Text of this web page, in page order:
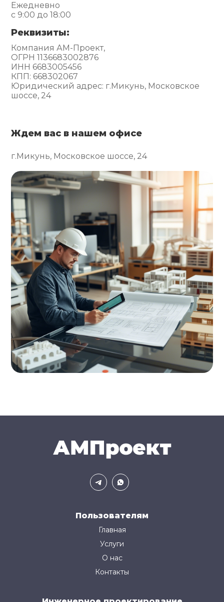
Ежедневно
с 9:00 до 18:00
Реквизиты:
Компания АМ-Проект,
ОГРН 1136683002876
ИНН 6683005456
КПП: 668302067
Юридический адрес: г.Микунь, Московское
шоссе, 24
Ждем вас в нашем офисе
г.Микунь, Московское шоссе, 24
Пользователям
Главная
Услуги
О нас
Контакты